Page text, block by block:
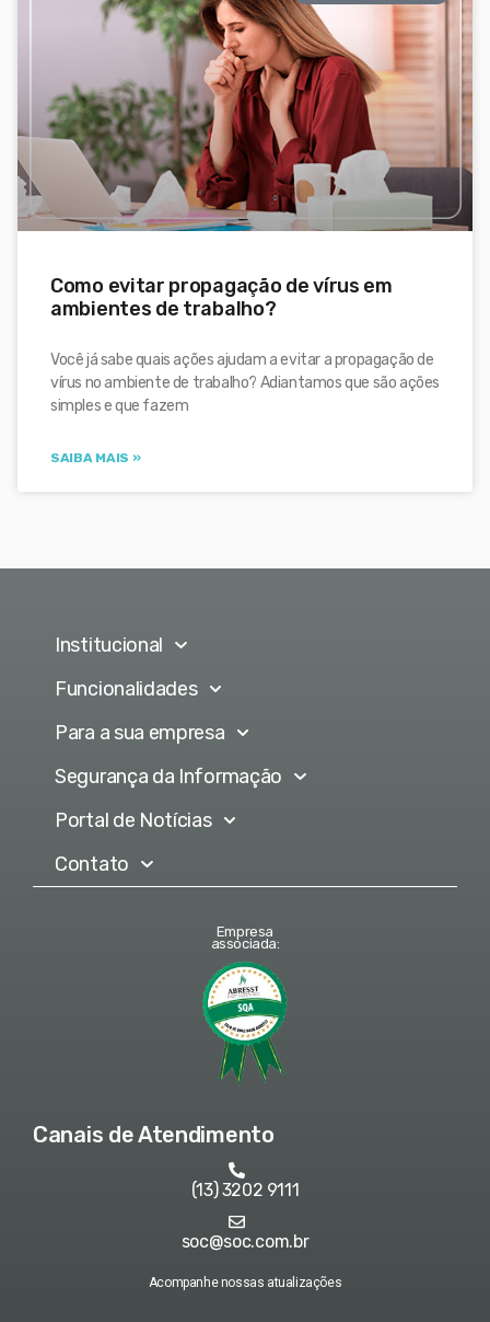
Como evitar propagação de vírus em
ambientes de trabalho?
Você já sabe quais ações ajudam a evitar a propagação de
vírus no ambiente de trabalho? Adiantamos que são ações
simples e que fazem
SAIBA MAIS »
Institucional
Funcionalidades
Para a sua empresa
Segurança da Informação
Portal de Notícias
Contato
Empresa
associada:
Canais de Atendimento
(13) 3202 9111
soc@soc.com.br
Acompanhe nossas atualizações